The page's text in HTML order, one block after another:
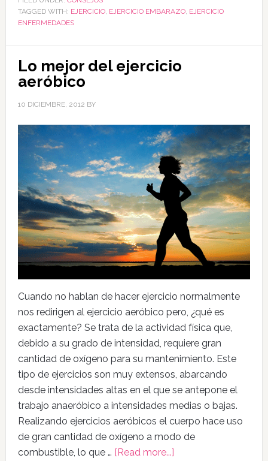
TAGGED WITH: EJERCICIO, EJERCICIO EMBARAZO, EJERCICIO
ENFERMEDADES
Lo mejor del ejercicio
aeróbico
10 DICIEMBRE, 2012 BY
Cuando no hablan de hacer ejercicio normalmente
nos redirigen al ejercicio aeróbico pero, ¿qué es
exactamente? Se trata de la actividad física que,
debido a su grado de intensidad, requiere gran
cantidad de oxígeno para su mantenimiento. Este
tipo de ejercicios son muy extensos, abarcando
desde intensidades altas en el que se antepone el
trabajo anaeróbico a intensidades medias o bajas.
Realizando ejercicios aeróbicos el cuerpo hace uso
de gran cantidad de oxígeno a modo de
combustible, lo que … [Read more...]